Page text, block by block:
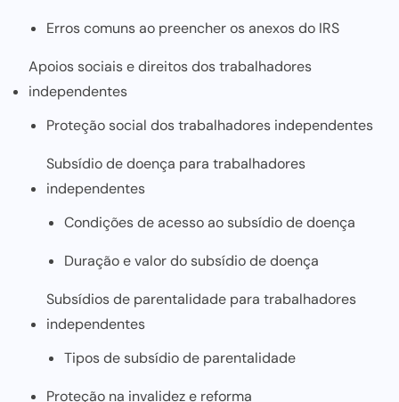
Erros comuns ao preencher os anexos do IRS
Apoios sociais e direitos dos trabalhadores
independentes
Proteção social dos trabalhadores independentes
Subsídio de doença para trabalhadores
independentes
Condições de acesso ao subsídio de doença
Duração e valor do subsídio de doença
Subsídios de parentalidade para trabalhadores
independentes
Tipos de subsídio de parentalidade
Proteção na invalidez e reforma